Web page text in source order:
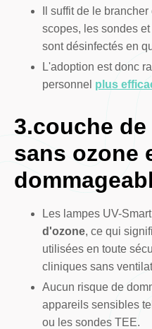
Il suffit de le
scopes, les sondes
sont désinfectés en
L'adoption est donc
personnel plus
3.couche
sans ozone
Les lampes UV-Smart
d'ozone, ce qui
utilisées en toute
cliniques sans
Aucun risque de
appareils sensibles
ou les sondes TEE.